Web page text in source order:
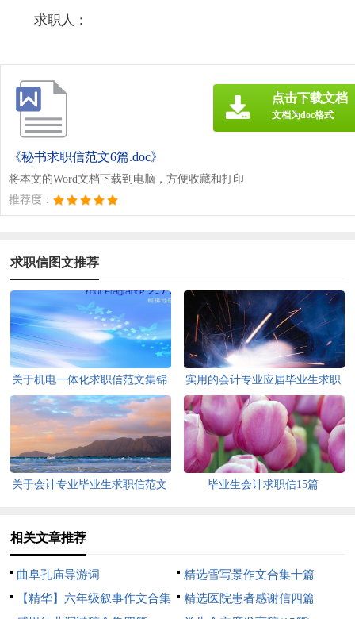
求职人：
《秘书求职信范文6篇.doc》
将本文的Word文档下载到电脑，方便收藏和打印
推荐度：
点击下载文档
文档为doc格式
求职信图文推荐
关于机电一体化求职信范文集锦
六篇
实用的会计专业应届毕业生求职
信3篇
关于会计专业毕业生求职信范文
毕业生会计求职信15篇
相关文章推荐
曲阜孔庙导游词
精选雪写景作文合集十篇
【精华】六年级叙事作文合集
精选医院患者感谢信四篇